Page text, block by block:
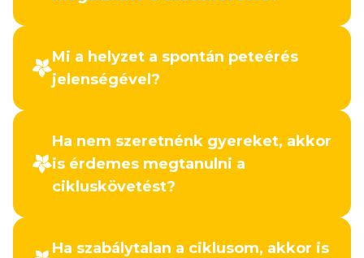
Mi a helyzet a spontán peteérés
jelenségével?
Ha nem szeretnénk gyereket, akkor
is érdemes megtanulni a
cikluskövetést?
Ha szabálytalan a ciklusom, akkor is